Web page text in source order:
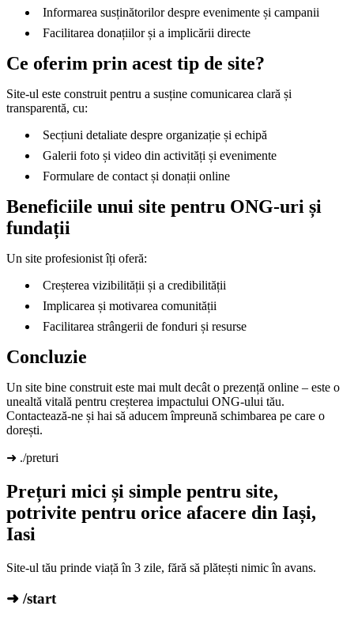
Informarea susținătorilor despre evenimente și campanii
Facilitarea donațiilor și a implicării directe
Ce oferim prin acest tip de site?
Site-ul este construit pentru a susține comunicarea clară și
transparentă, cu:
Secțiuni detaliate despre organizație și echipă
Galerii foto și video din activități și evenimente
Formulare de contact și donații online
Beneficiile unui site pentru ONG-uri și
fundații
Un site profesionist îți oferă:
Creșterea vizibilității și a credibilității
Implicarea și motivarea comunității
Facilitarea strângerii de fonduri și resurse
Concluzie
Un site bine construit este mai mult decât o prezență online – este o
unealtă vitală pentru creșterea impactului ONG-ului tău.
Contactează-ne și hai să aducem împreună schimbarea pe care o
dorești.
➜ ./preturi
Prețuri mici și simple pentru site,
potrivite pentru orice afacere din Iași,
Iasi
Site-ul tău prinde viață în 3 zile, fără să plătești nimic în avans.
➜ /start